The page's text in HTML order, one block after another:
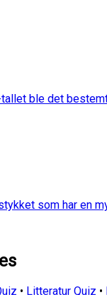
ble det
som har en
• Litteratur Quiz •